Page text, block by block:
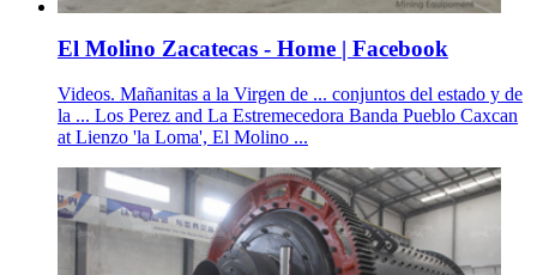
El Molino Zacatecas - Home | Facebook
Videos. Mañanitas a la Virgen de ... conjuntos del estado y de
la ... Los Perez and La Estremecedora Banda Pueblo Caxcan
at Lienzo 'la Loma', El Molino ...